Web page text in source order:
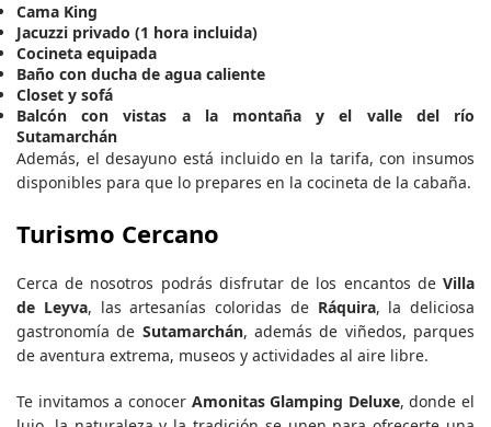
Cama King
Jacuzzi privado (1 hora incluida)
Cocineta equipada
Baño con ducha de agua caliente
Closet y sofá
Balcón con vistas a la montaña y el valle del río
Sutamarchán
Además, el desayuno está incluido en la tarifa, con insumos
disponibles para que lo prepares en la cocineta de la cabaña.
Turismo Cercano
Cerca de nosotros podrás disfrutar de los encantos de Villa
de Leyva, las artesanías coloridas de Ráquira, la deliciosa
gastronomía de Sutamarchán, además de viñedos, parques
de aventura extrema, museos y actividades al aire libre.
Te invitamos a conocer Amonitas Glamping Deluxe, donde el